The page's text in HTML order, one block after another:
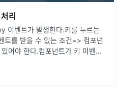
리
이벤트가 발생한다.키를 누르는
트를 받을 수 있는 조건=> 컴포넌
어야 한다.컴포넌트가 키 이벤트